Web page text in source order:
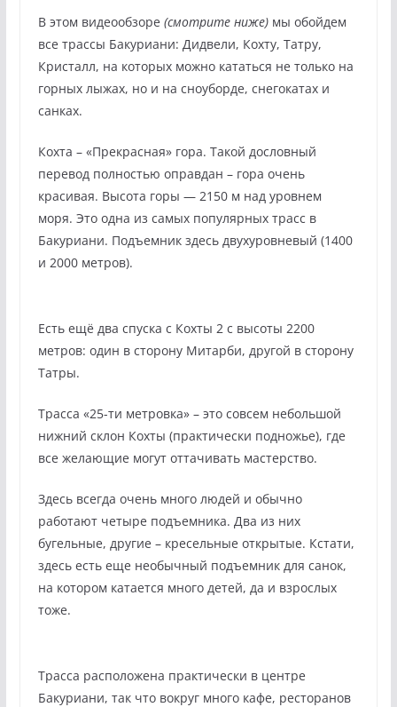
В этом видеообзоре (смотрите ниже)мы обойдем
все трассы Бакуриани: Дидвели, Кохту, Татру,
Кристалл, на которых можно кататься не только на
горных лыжах, но и на сноуборде, снегокатах и
санках.
Кохта – «Прекрасная» гора. Такой дословный
перевод полностью оправдан – гора очень
красивая. Высота горы — 2150 м над уровнем
моря. Это одна из самых популярных трасс в
Бакуриани. Подъемник здесь двухуровневый (1400
и 2000 метров).
Есть ещё два спуска с Кохты 2 с высоты 2200
метров: один в сторону Митарби, другой в сторону
Татры.
Трасса «25-ти метровка» – это совсем небольшой
нижний склон Кохты (практически подножье), где
все желающие могут оттачивать мастерство.
Здесь всегда очень много людей и обычно
работают четыре подъемника. Два из них
бугельные, другие – кресельные открытые. Кстати,
здесь есть еще необычный подъемник для санок,
на котором катается много детей, да и взрослых
тоже.
Трасса расположена практически в центре
Бакуриани, так что вокруг много кафе, ресторанов